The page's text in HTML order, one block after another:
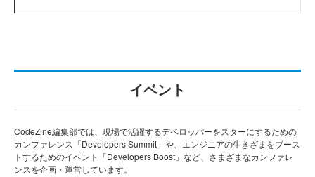
イベント
CodeZine編集部では、現場で活躍するデベロッパーをスターにするための
カンファレンス「Developers Summit」や、エンジニアの生きざまをブース
トするためのイベント「Developers Boost」など、さまざまなカンファレ
ンスを企画・運営しています。